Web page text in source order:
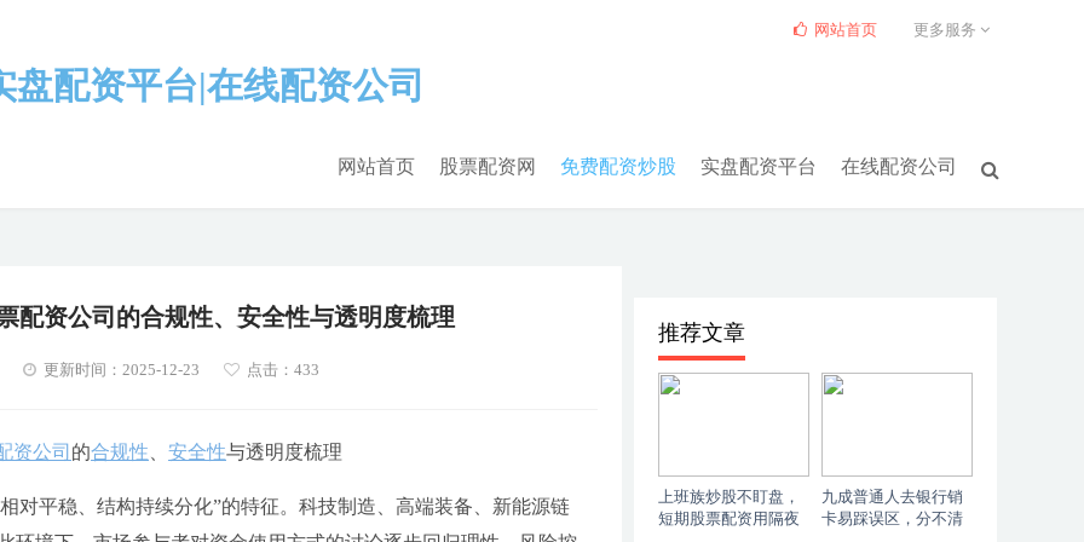
网站首页 股票配资网 免费配资炒股 实盘配资平台 在线配资公司
网站首页 更多服务
配资公司的合规性、安全性与透明度梳理
更新时间：2025-12-23 点击：433
资公司 的合规性 安全性与透明度梳理
对平稳、结构持续分化”的特征。科技制造、高端装备、新能源链
推荐文章
上班族炒股不盯盘，
短期股票配资用隔夜
九成普通人去银行销
卡易踩误区，分不清